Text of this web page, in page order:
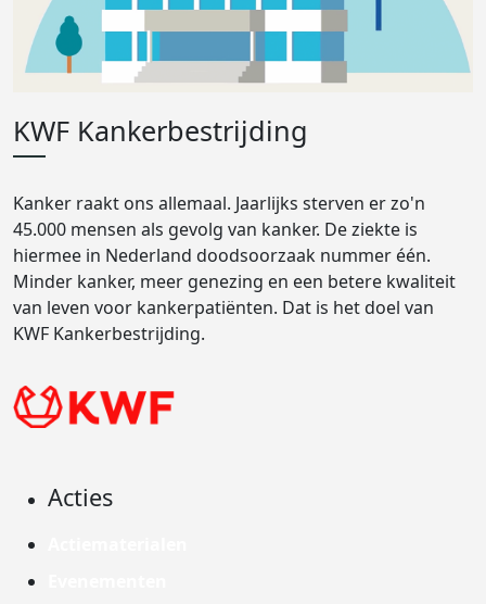
KWF Kankerbestrijding
Kanker raakt ons allemaal. Jaarlijks sterven er zo'n
45.000 mensen als gevolg van kanker. De ziekte is
hiermee in Nederland doodsoorzaak nummer één.
Minder kanker, meer genezing en een betere kwaliteit
van leven voor kankerpatiënten. Dat is het doel van
KWF Kankerbestrijding.
Acties